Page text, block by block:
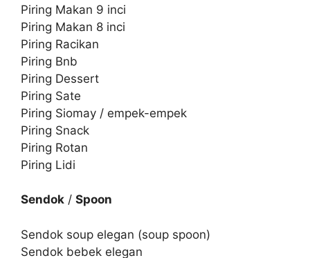
Piring Makan 9 inci
Piring Makan 8 inci
Piring Racikan
Piring Bnb
Piring Dessert
Piring Sate
Piring Siomay / empek-empek
Piring Snack
Piring Rotan
Piring Lidi
Sendok / Spoon
Sendok soup elegan (soup spoon)
Sendok bebek elegan